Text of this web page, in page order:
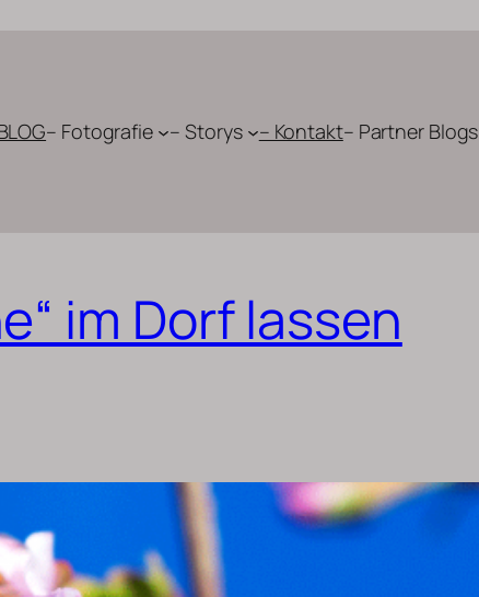
– Fotografie – Storys – Kontakt– Partner Blogs
im Dorf lassen